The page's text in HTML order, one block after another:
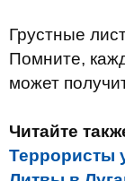
Грустные
Помните,
может
Читайте
Террористы